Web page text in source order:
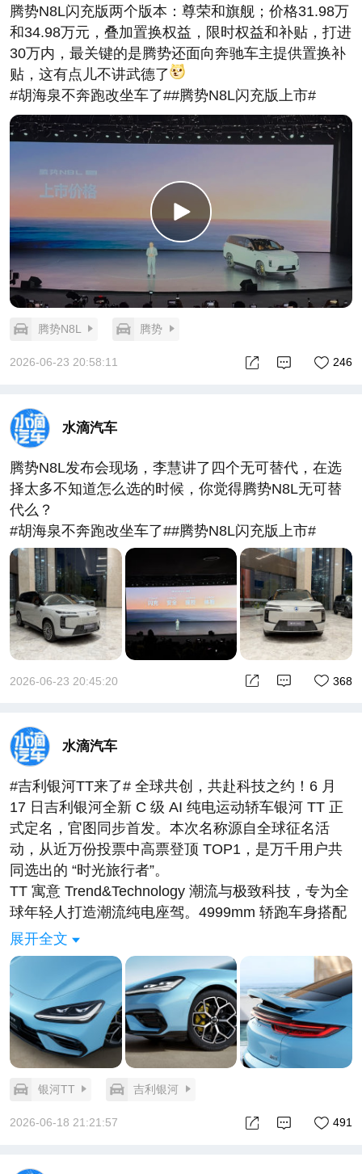
腾势N8L闪充版两个版本：尊荣和旗舰；价格31.98万
和34.98万元，叠加置换权益，限时权益和补贴，打进
30万内，最关键的是腾势还面向奔驰车主提供置换补
贴，这有点儿不讲武德了
#胡海泉不奔跑改坐车了##腾势N8L闪充版上市#
腾势N8L 腾势
2026-06-23 20:58:11 246
水滴汽车
腾势N8L发布会现场，李慧讲了四个无可替代，在选
择太多不知道怎么选的时候，你觉得腾势N8L无可替
代么？
#胡海泉不奔跑改坐车了##腾势N8L闪充版上市#
2026-06-23 20:45:20 368
水滴汽车
#吉利银河TT来了# 全球共创，共赴科技之约！6 月
17 日吉利银河全新 C 级 AI 纯电运动轿车银河 TT 正
式定名，官图同步首发。本次名称源自全球征名活
动，从近万份投票中高票登顶 TOP1，是万千用户共
同选出的 “时光旅行者”。
TT 寓意 Trend&Technology 潮流与极致科技，专为全
球年轻人打造潮流纯电座驾。4999mm 轿跑车身搭配
随速电动尾翼，颜值出众；全系宁德时代电池、800V
高压平台加持，搭载激光雷达与千里浩瀚 H7 智驾，
提供 333 匹后驱、578 匹四驱两种动力，前双叉臂 +
后五连杆豪华底盘，全维度硬核实力，重塑 C 级纯电
轿车市场新格局。
展开全文
银河TT 吉利银河
2026-06-18 21:21:57 491